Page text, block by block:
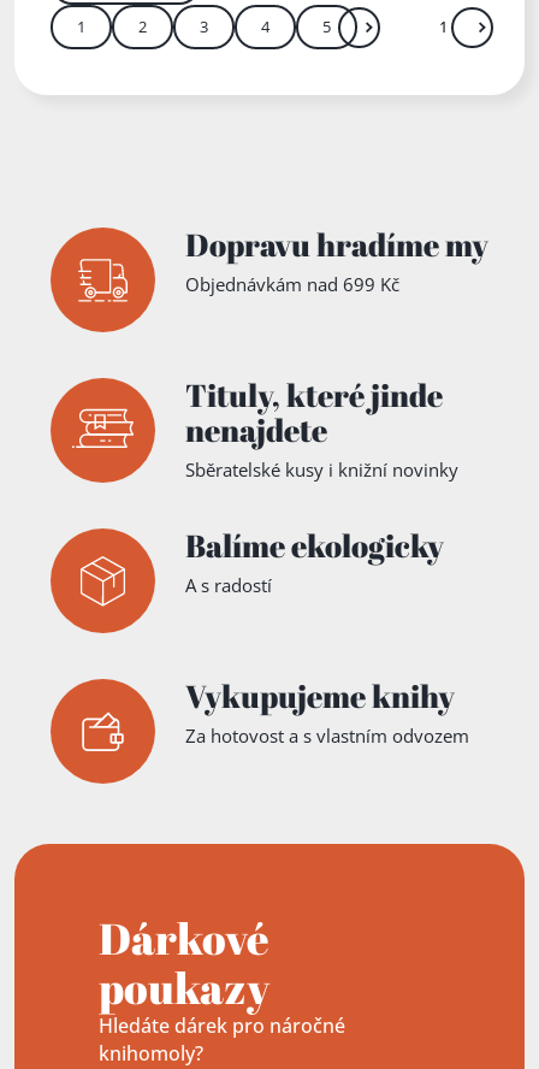
1 2 3 4 5
Další Přejít
Dopravu hradíme my
Objednávkám nad 699 Kč
Tituly,které jinde
nenajdete
Sběratelské kusy i knižní novinky
Balíme ekologicky
A s radostí
Vykupujeme knihy
Za hotovost a s vlastním odvozem
Dárkové
poukazy
Hledáte dárek pro náročné
knihomoly?